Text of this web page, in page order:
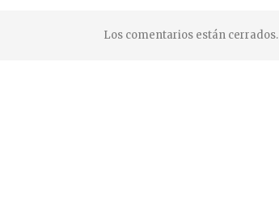
Los comentarios están cerrados.